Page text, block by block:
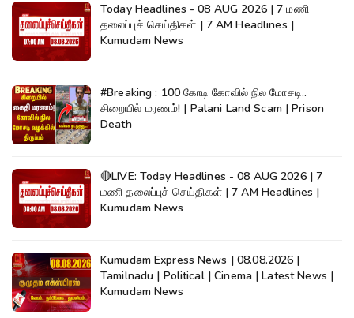
Today Headlines - 08 AUG 2026 | 7 மணி
தலைப்புச் செய்திகள் | 7 AM Headlines |
Kumudam News
#Breaking : 100 கோடி கோவில் நில மோசடி..
சிறையில் மரணம்! | Palani Land Scam | Prison
Death
🔴LIVE: Today Headlines - 08 AUG 2026 | 7
மணி தலைப்புச் செய்திகள் | 7 AM Headlines |
Kumudam News
Kumudam Express News | 08.08.2026 |
Tamilnadu | Political | Cinema | Latest News |
Kumudam News